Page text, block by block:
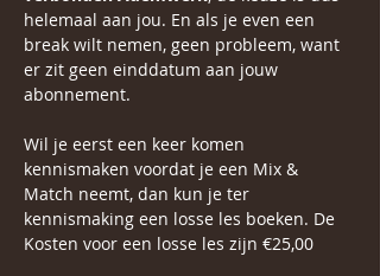
helemaal aan jou. En als je even een
break wilt nemen, geen probleem, want
er zit geen einddatum aan jouw
abonnement.
Wil je eerst een keer komen
kennismaken voordat je een Mix &
Match neemt, dan kun je ter
kennismaking een losse les boeken. De
Kosten voor een losse les zijn €25,00